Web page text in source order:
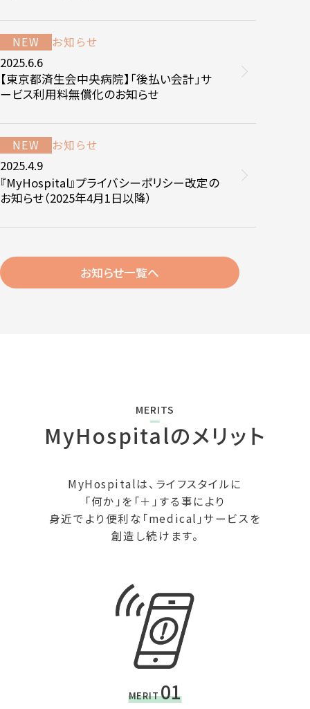
NEW お知らせ
2025.6.6
【東京都済生会中央病院】「後払い会計」サ
ービス利用料無償化のお知らせ
NEW お知らせ
2025.4.9
『MyHospital』プライバシーポリシー改定の
お知らせ（2025年4月1日以降）
お知らせ一覧へ
MERITS
MyHospitalのメリット
MyHospitalは、ライフスタイルに
「何か」を「＋」する事により
身近でより便利な「medical」サービスを
創造し続けます。
MERIT01